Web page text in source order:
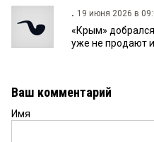
. 19 июня 2026 в
«Крым»
уже не продают
Ваш комментарий
Имя